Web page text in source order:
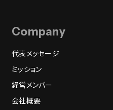
Company
代表メッセージ
ミッション
経営メンバー
会社概要